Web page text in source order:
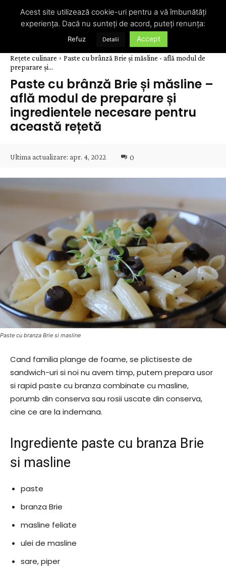
Rețete culinare
Paste cu brânză Brie și măsline - află modul de
preparare și...
Paste cu brânză Brie și măsline –
află modul de preparare și
ingredientele necesare pentru
această rețetă
Ultima actualizare: apr. 4, 2022 0
Paste cu branza Brie si masline
Cand familia plange de foame, se plictiseste de
sandwich-uri si noi nu avem timp, putem prepara usor
si rapid paste cu branza combinate cu masline,
porumb din conserva sau rosii uscate din conserva,
cine ce are la indemana.
Ingrediente paste cu branza Brie
si masline
paste
branza Brie
masline feliate
ulei de masline
sare, piper
Acest site utilizează cookie-uri pentru a vă îmbunătăți
experiența. Dacă nu sunteți de acord, puteți renunța:
Refuz Detalii Accept